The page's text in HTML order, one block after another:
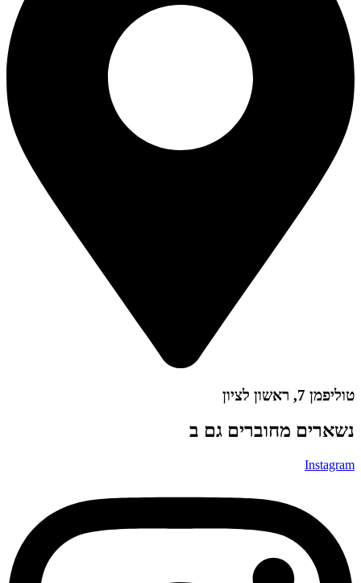
לציון
מחוברים גם ב